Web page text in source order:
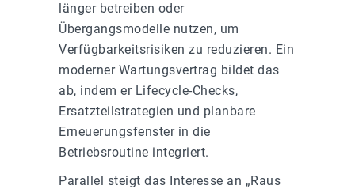
länger betreiben oder
Übergangsmodelle nutzen, um
Verfügbarkeitsrisiken zu reduzieren. Ein
moderner Wartungsvertrag bildet das
ab, indem er Lifecycle-Checks,
Ersatzteilstrategien und planbare
Erneuerungsfenster in die
Betriebsroutine integriert.
Parallel steigt das Interesse an „Raus